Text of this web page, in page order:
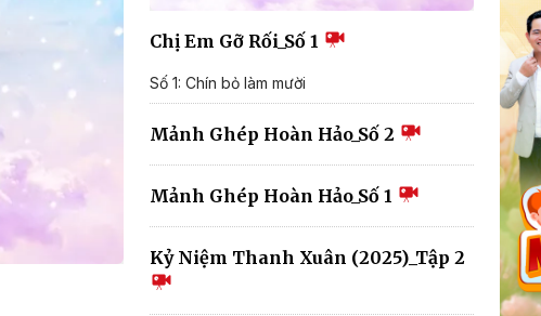
Chị Em Gỡ Rối_Số 1
Số 1: Chín bỏ làm mười
Mảnh Ghép Hoàn Hảo_Số 2
Mảnh Ghép Hoàn Hảo_Số 1
Kỷ Niệm Thanh Xuân (2025)_Tập 2